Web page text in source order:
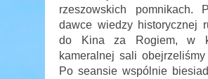
rzeszowskich pomnikach.
dawce wiedzy historycznej
do Kina za Rogiem, w
kameralnej sali obejrzeliśmy
Po seansie wspólnie